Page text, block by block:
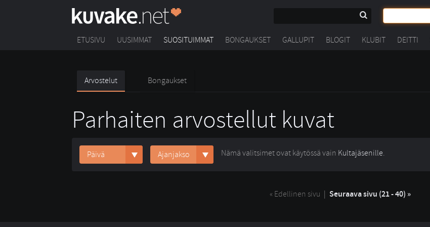
ETUSIVU UUSIMMAT SUOSITUIMMAT BONGAUKSET GALLUPIT BLOGIT KLUBIT DEITTI
Arvostelut Bongaukset
Parhaiten arvostellut kuvat
Päivä Ajanjakso Nämä valitsimet ovat käytössä vain Kultajäsenille.
« Edellinen sivu Seuraava sivu (21 - 40) »